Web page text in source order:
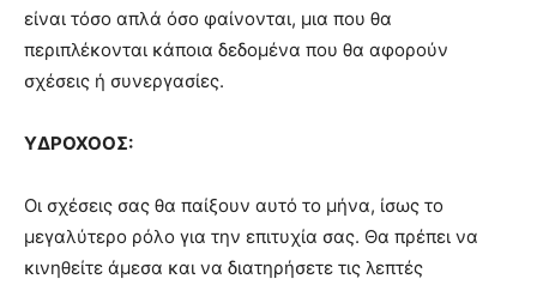
είναι τόσο απλά όσο φαίνονται, μια που θα
περιπλέκονται κάποια δεδομένα που θα αφορούν
σχέσεις ή συνεργασίες.
ΥΔΡΟΧΟΟΣ:
Οι σχέσεις σας θα παίξουν αυτό το μήνα, ίσως το
μεγαλύτερο ρόλο για την επιτυχία σας. Θα πρέπει να
κινηθείτε άμεσα και να διατηρήσετε τις λεπτές